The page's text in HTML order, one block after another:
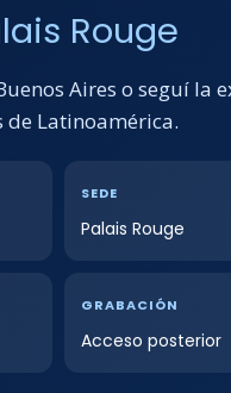
Rouge
Aires o seguí la
de Latinoamérica.
SEDE
Palais Rouge
GRABACIÓN
Acceso posterior